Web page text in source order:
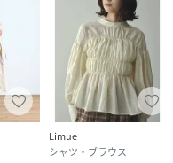
Limue
シャツ・ブラウス